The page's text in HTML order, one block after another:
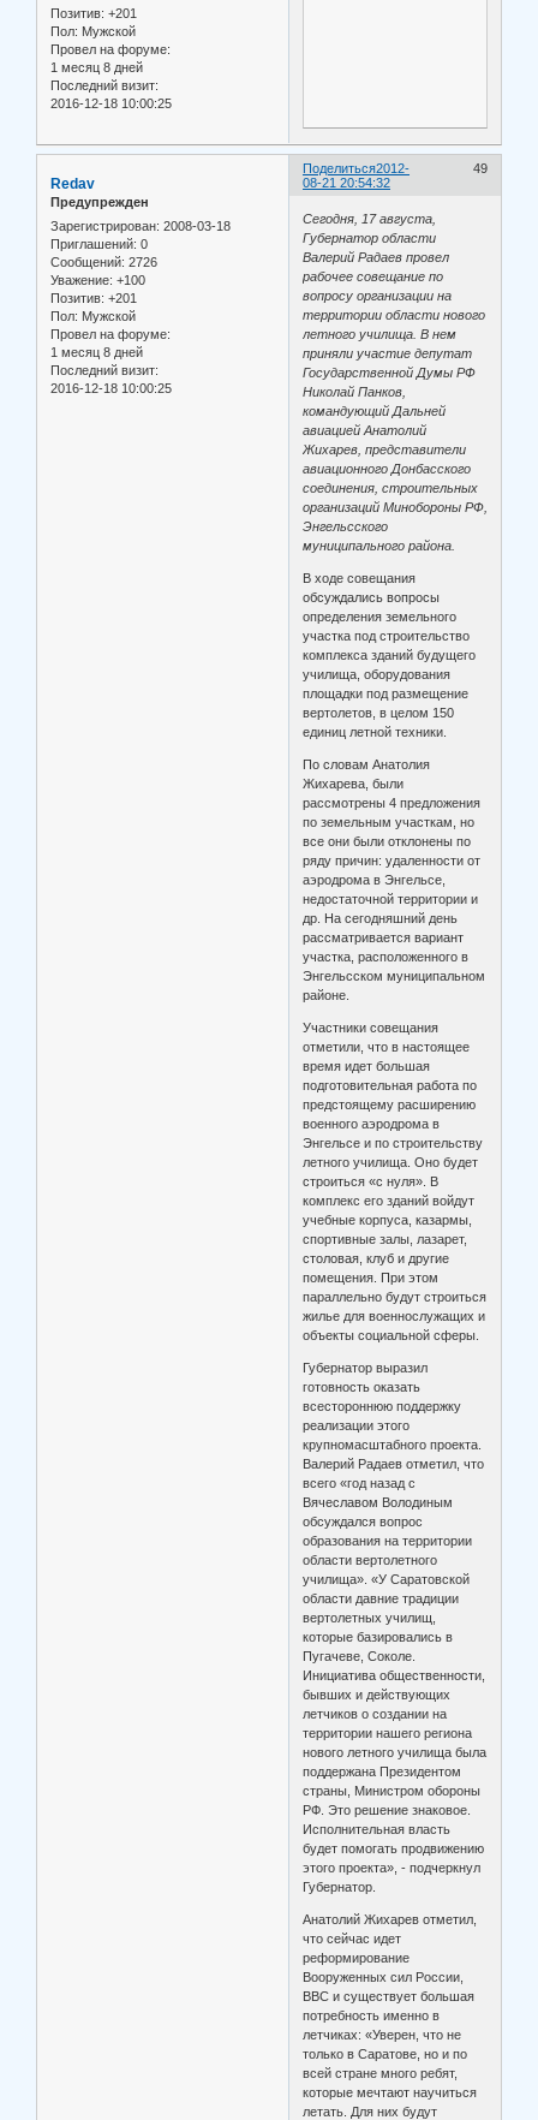
Позитив: +201
Пол: Мужской
Провел на форуме:
1 месяц 8 дней
Последний визит:
2016-12-18 10:00:25
Поделиться 49
2012-
08-21 20:54:32
Redav
Предупрежден
Зарегистрирован: 2008-03-18
Приглашений: 0
Сообщений: 2726
Уважение: +100
Позитив: +201
Пол: Мужской
Провел на форуме:
1 месяц 8 дней
Последний визит:
2016-12-18 10:00:25
Сегодня, 17 августа,
Губернатор области
Валерий Радаев провел
рабочее совещание по
вопросу организации на
территории области нового
летного училища. В нем
приняли участие депутат
Государственной Думы РФ
Николай Панков,
командующий Дальней
авиацией Анатолий
Жихарев, представители
авиационного Донбасского
соединения, строительных
организаций Минобороны РФ,
Энгельсского
муниципального района.
В ходе совещания
обсуждались вопросы
определения земельного
участка под строительство
комплекса зданий будущего
училища, оборудования
площадки под размещение
вертолетов, в целом 150
единиц летной техники.
По словам Анатолия
Жихарева, были
рассмотрены 4 предложения
по земельным участкам, но
все они были отклонены по
ряду причин: удаленности от
аэродрома в Энгельсе,
недостаточной территории и
др. На сегодняшний день
рассматривается вариант
участка, расположенного в
Энгельсском муниципальном
районе.
Участники совещания
отметили, что в настоящее
время идет большая
подготовительная работа по
предстоящему расширению
военного аэродрома в
Энгельсе и по строительству
летного училища. Оно будет
строиться «с нуля». В
комплекс его зданий войдут
учебные корпуса, казармы,
спортивные залы, лазарет,
столовая, клуб и другие
помещения. При этом
параллельно будут строиться
жилье для военнослужащих и
объекты социальной сферы.
Губернатор выразил
готовность оказать
всестороннюю поддержку
реализации этого
крупномасштабного проекта.
Валерий Радаев отметил, что
всего «год назад с
Вячеславом Володиным
обсуждался вопрос
образования на территории
области вертолетного
училища». «У Саратовской
области давние традиции
вертолетных училищ,
которые базировались в
Пугачеве, Соколе.
Инициатива общественности,
бывших и действующих
летчиков о создании на
территории нашего региона
нового летного училища была
поддержана Президентом
страны, Министром обороны
РФ. Это решение знаковое.
Исполнительная власть
будет помогать продвижению
этого проекта», - подчеркнул
Губернатор.
Анатолий Жихарев отметил,
что сейчас идет
реформирование
Вооруженных сил России,
ВВС и существует большая
потребность именно в
летчиках: «Уверен, что не
только в Саратове, но и по
всей стране много ребят,
которые мечтают научиться
летать. Для них будут